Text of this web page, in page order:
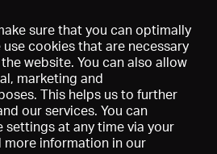
sure that you can optimally
use cookies that are necessary
website. You can also allow
marketing and
This helps us to further
our services. You can
settings at any time via your
more information in our